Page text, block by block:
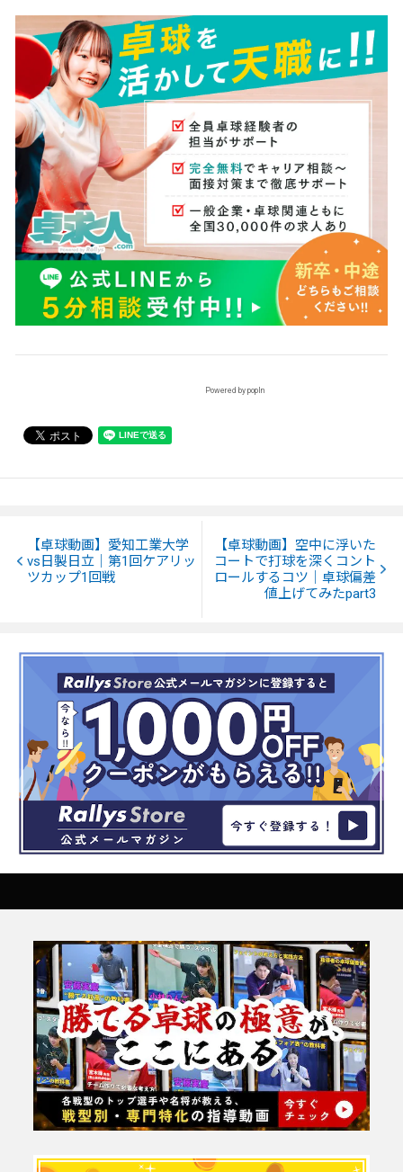
Powered by popIn
【卓球動画】愛知工業大学
vs日製日立｜第1回ケアリッ
ツカップ1回戦
【卓球動画】空中に浮いた
コートで打球を深くコント
ロールするコツ｜卓球偏差
値上げてみたpart3